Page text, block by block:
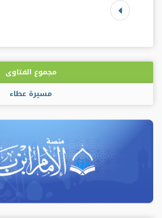
مجموع الفتاوى
مسيرة عطاء